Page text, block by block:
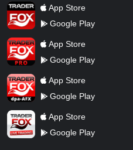
TraderFox AppApp Store
Google Play
TraderFox ProApp Store
Google Play
TraderFox dpa-AFX ProFeed
App Store
Google Play
TraderFox Live Trading
App Store
Google Play